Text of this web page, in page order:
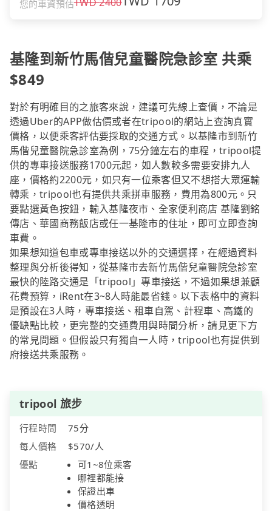
您的車資預估TWD2400
基隆到新竹馬偕兒童醫院急診室 共乘
$849
對於有明確目的之旅客來說，建議可先線上查價，不論是
透過Uber的APP做估價或者在tripool的網站上查詢真實
價格，以便乘客評估要採取的交通方式。以基隆市到新竹
馬偕兒童醫院急診室為例，75分鐘左右的車程，tripool提
供的專車接送服務1700元起，如人數較多需要安排九人
座，價格約2200元，如只有一位乘客但又不想搭大眾運輸
轉乘，tripool也有提供共乘拼車服務，費用為800元。只
要點選黃色按鈕，輸入基隆夜市、全家便利商店 基隆劉銘
傳店、華國商務飯店或任一基隆市的住址，即可立即查詢
車費。
如果想知道包車或專車接送以外的交通選擇，在經過資料
整理與分析後得知，從基隆市去新竹馬偕兒童醫院急診室
最快的陸路交通是「tripool」專車接送，不過如果想兼顧
花費預算，iRent在3~8人時能最省錢。以下表格中的資料
是預設在3人時，專車接送、租車自駕、計程車、高鐵的
優缺點比較，更完整的交通費用與時間分析，請見更下方
的常見問題。但假設只有獨自一人時，tripool也有提供到
府接送共乘服務。
tripool 旅步
行程時間
75分
每人價格
$570/人
優點
可1~8位乘客
哪裡都能接
保證出車
價格透明